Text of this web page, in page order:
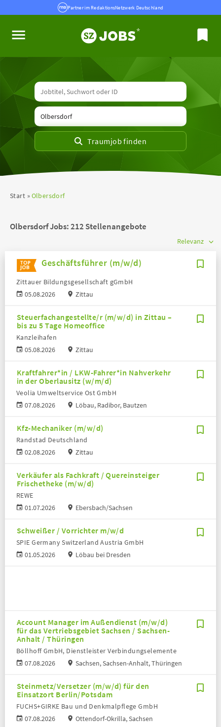
Partner im RedaktionsNetzwerk Deutschland
Start Olbersdorf
Olbersdorf Jobs:212 Stellenangebote
Geschäftsführer (m/w/d)
05.08.2026
Zittauer Bildungsgesellschaft gGmbH
Zittau
Steuerfachangestellte/r (m/w/d) in Zittau –
bis zu 5 Tage Homeoffice
05.08.2026
Kanzleihafen
Zittau
Kraftfahrer*in / LKW-Fahrer*in Nahverkehr
in der Oberlausitz (w/m/d)
07.08.2026
Veolia Umweltservice Ost GmbH
Löbau, Radibor, Bautzen
Kfz-Mechaniker (m/w/d)
02.08.2026
Randstad Deutschland
Zittau
Verkäufer als Fachkraft / Quereinsteiger
Frischetheke (m/w/d)
01.07.2026
REWE
Ebersbach/Sachsen
Schweißer / Vorrichter m/w/d
01.05.2026
SPIE Germany Switzerland Austria GmbH
Löbau bei Dresden
Account Manager im Außendienst (m/w/d)
für das Vertriebsgebiet Sachsen / Sachsen-
Anhalt / Thüringen
07.08.2026
Böllhoff GmbH, Dienstleister Verbindungselemente
Sachsen, Sachsen-Anhalt, Thüringen
Steinmetz/Versetzer (m/w/d) für den
Einsatzort Berlin/Potsdam
07.08.2026
FUCHS+GIRKE Bau und Denkmalpflege GmbH
Ottendorf-Okrilla, Sachsen